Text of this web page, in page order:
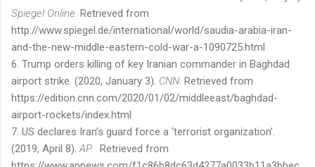
Spiegel Online. Retrieved from
http://www.spiegel.de/international/world/saudia-arabia-iran-
and-the-new-middle-eastern-cold-war-a-1090725.html
6. Trump orders killing of key Iranian commander in Baghdad
airport strike. (2020, January 3). CNN. Retrieved from
https://edition.cnn.com/2020/01/02/middleeast/baghdad-
airport-rockets/index.html
7. US declares Iran’s guard force a ‘terrorist organization’.
(2019, April 8).AP. Retrieved from